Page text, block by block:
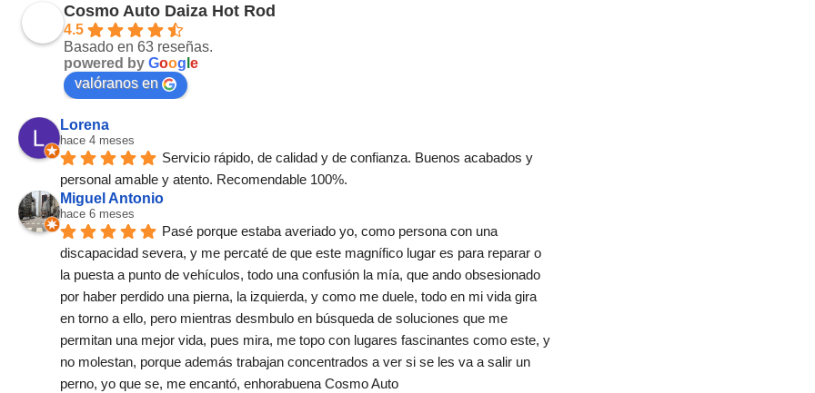
Cosmo Auto Daiza Hot Rod
4.5
Basado en 63 reseñas.
powered by Goog e
valóranos en
Lorena
hace 4 meses
Servicio rápido, de calidad y de confianza. Buenos acabados y
personal amable y atento. Recomendable 100%.
Miguel Antonio
hace 6 meses
Pasé porque estaba averiado yo, como persona con una
discapacidad severa, y me percaté de que este magnífico lugar es para reparar o
la puesta a punto de vehículos, todo una confusión la mía, que ando obsesionado
por haber perdido una pierna, la izquierda, y como me duele, todo en mi vida gira
en torno a ello, pero mientras desmbulo en búsqueda de soluciones que me
permitan una mejor vida, pues mira, me topo con lugares fascinantes como este, y
no molestan, porque además trabajan concentrados a ver si se les va a salir un
perno, yo que se, me encantó, enhorabuena Cosmo Auto